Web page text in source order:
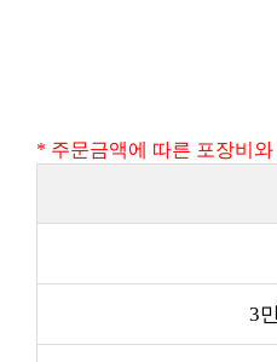
* 주문금액에 따른 포장비
3